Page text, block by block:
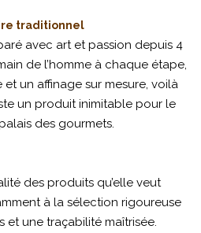
traditionnel
avec art et passion depuis 4
de l’homme à chaque étape,
un affinage sur mesure, voilà
un produit inimitable pour le
des gourmets.
des produits qu’elle veut
à la sélection rigoureuse
et une traçabilité maîtrisée.